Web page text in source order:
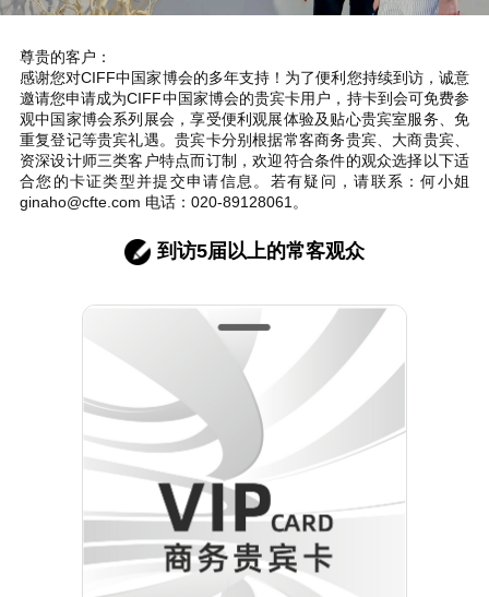
尊贵的客户：
感谢您对CIFF中国家博会的多年支持！为了便利您持续到访，诚意
邀请您申请成为CIFF中国家博会的贵宾卡用户，持卡到会可免费参
观中国家博会系列展会，享受便利观展体验及贴心贵宾室服务、免
重复登记等贵宾礼遇。贵宾卡分别根据常客商务贵宾、大商贵宾、
资深设计师三类客户特点而订制，欢迎符合条件的观众选择以下适
合您的卡证类型并提交申请信息。若有疑问，请联系：何小姐
ginaho@cfte.com 电话：020-89128061。
到访5届以上的常客观众